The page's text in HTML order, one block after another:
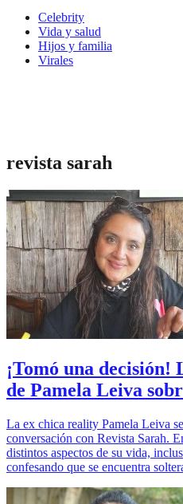
Celebrity
Vida y salud
Hijos y familia
Virales
revista sarah
¡Tomó una decisión!
de Pamela Leiva
La ex chica reality Pamela Leiva
conversación con Revista Sarah.
distintos aspectos de su vida,
confesando que se encuentra